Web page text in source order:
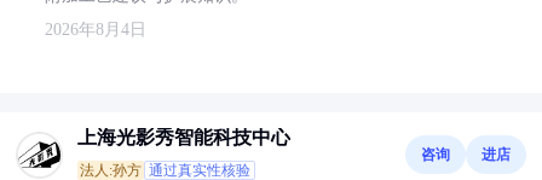
2026年8月4日
上海光影秀智能科技中心
法人:孙方 通过真实性核验
咨询 进店